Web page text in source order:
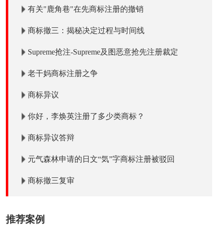
有关"鹿角巷"在先商标注册的撤销
商标撤三：揭秘决定过程与时间线
Supreme抢注-Supreme及图恶意抢先注册裁定
老干妈商标注册之争
商标异议
你好，李焕英注册了多少类商标？
商标异议答辩
元气森林申请的日文“気”字商标注册被驳回
商标撤三复审
推荐案例